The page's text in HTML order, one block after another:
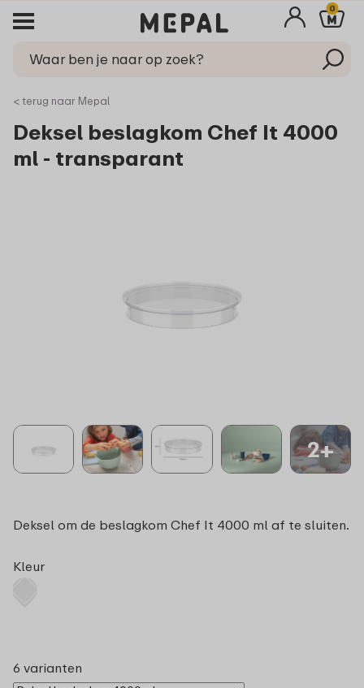
0
< terug naar Mepal
Deksel beslagkom Chef It 4000
ml - transparant
2+
Deksel om de beslagkom Chef It 4000 ml af te sluiten.
Kleur
6 varianten